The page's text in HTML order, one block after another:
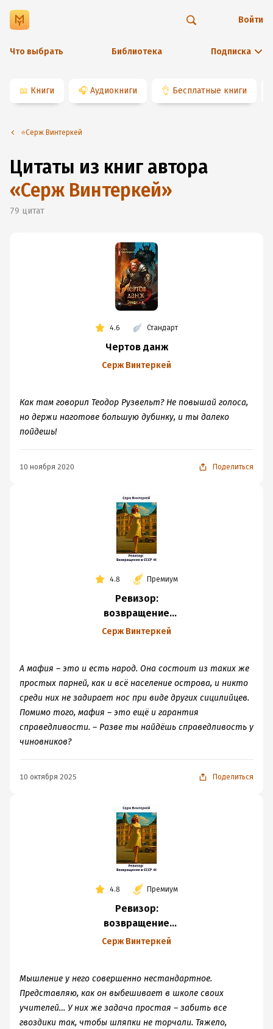
Что выбрать Библиотека Подписка
Войти
📖 Книги 🎧 Аудиокниги 👌 Бесплатные книги
⭐️Серж Винтеркей
Цитаты из книг автора
«Серж Винтеркей»
79 цитат
4.6 Стандарт
Чертов данж
Серж Винтеркей
Как там говорил Теодор Рузвельт? Не повышай голоса,
но держи наготове большую дубинку, и ты далеко
пойдешь!
10 ноября 2020 Поделиться
4.8 Премиум
Ревизор:
возвращение
в СССР 44
Серж Винтеркей
А мафия – это и есть народ. Она состоит из таких же
простых парней, как и всё население острова, и никто
среди них не задирает нос при виде других сицилийцев.
Помимо того, мафия – это ещё и гарантия
справедливости. – Разве ты найдёшь справедливость у
чиновников?
10 октября 2025 Поделиться
4.8 Премиум
Ревизор:
возвращение
в СССР 44
Серж Винтеркей
Мышление у него совершенно нестандартное.
Представляю, как он выбешивает в школе своих
учителей… У них же задача простая – забить все
гвоздики так, чтобы шляпки не торчали. Тяжело,